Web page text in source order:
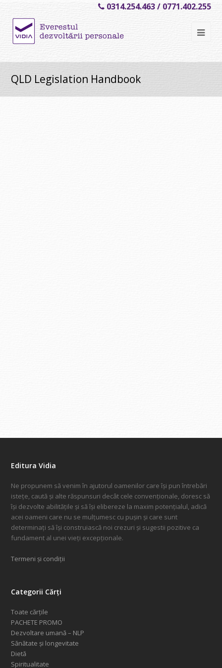
0314.254.463 / 0771.402.255
QLD Legislation Handbook
Editura Vidia
Ne propunem să venim în ajutorul oamenilor care își pun întrebări
istețe, caută și alte răspunsuri decât cele convenționale, doresc să
își dezvolte abilitățile și să își elibereze la maxim potențialul, adică
acei oameni care nu se mulțumesc cu pușin și care sunt
determinați să își construiască noi crezuri și sugestii pozitive ca
fundament al unei vieți excepționale.
Termeni și condiții
Categorii Cărți
Toate cărțile
PACHETE PROMO
Dezvoltare umană – NLP
Sănătate și longevitate
Dietă
Spiritualitate